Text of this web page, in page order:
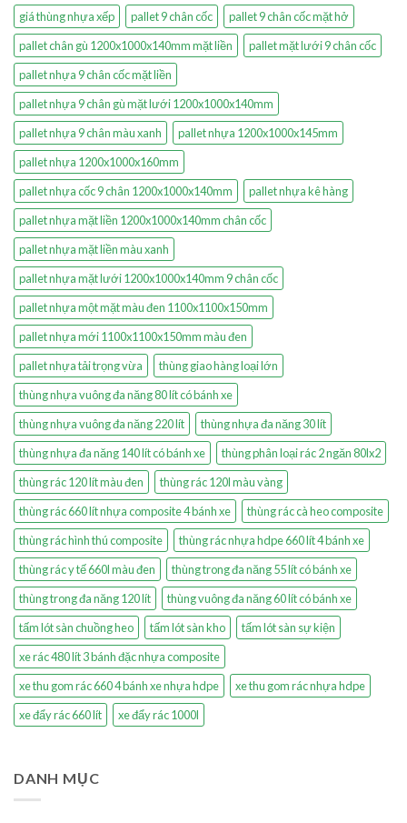
giá thùng nhựa xếp pallet 9 chân cốc
pallet 9 chân cốc mặt hở
pallet chân gù 1200x1000x140mm mặt liền
pallet mặt lưới 9 chân cốc
pallet nhựa 9 chân cốc mặt liền
pallet nhựa 9 chân gù mặt lưới 1200x1000x140mm
pallet nhựa 9 chân màu xanh
pallet nhựa 1200x1000x145mm
pallet nhựa 1200x1000x160mm
pallet nhựa cốc 9 chân 1200x1000x140mm
pallet nhựa kê hàng
pallet nhựa mặt liền 1200x1000x140mm chân cốc
pallet nhựa mặt liền màu xanh
pallet nhựa mặt lưới 1200x1000x140mm 9 chân cốc
pallet nhựa một mặt màu đen 1100x1100x150mm
pallet nhựa mới 1100x1100x150mm màu đen
pallet nhựa tải trọng vừa
thùng giao hàng loại lớn
thùng nhựa vuông đa năng 80 lít có bánh xe
thùng nhựa vuông đa năng 220 lít
thùng nhựa đa năng 30 lít
thùng nhựa đa năng 140 lít có bánh xe
thùng phân loại rác 2 ngăn 80lx2
thùng rác 120 lít màu đen
thùng rác 120l màu vàng
thùng rác 660 lít nhựa composite 4 bánh xe
thùng rác cà heo composite
thùng rác hình thú composite
thùng rác nhựa hdpe 660 lít 4 bánh xe
thùng rác y tế 660l màu đen
thùng trong đa năng 55 lít có bánh xe
thùng trong đa năng 120 lít
thùng vuông đa năng 60 lít có bánh xe
tấm lót sàn chuồng heo
tấm lót sàn kho
tấm lót sàn sự kiện
xe rác 480 lít 3 bánh đặc nhựa composite
xe thu gom rác 660 4 bánh xe nhựa hdpe
xe thu gom rác nhựa hdpe
xe đẩy rác 660 lít
xe đẩy rác 1000l
DANH MỤC